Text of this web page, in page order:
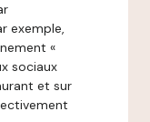
exemple,
«
sociaux
et sur